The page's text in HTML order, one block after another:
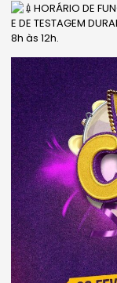
HORÁRIO DE
E DE TESTAGEM
8h às 12h.